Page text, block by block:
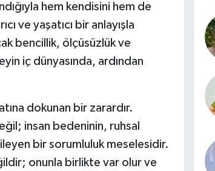
hem kendisini hem de
ve yaşatıcı bir anlayışla
bencillik, ölçüsüzlük ve
iç dünyasında, ardından
dokunan bir zarardır.
insan bedeninin, ruhsal
bir sorumluluk meselesidir.
onunla birlikte var olur ve